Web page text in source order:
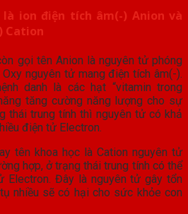
ion điện tích âm(-) Anion và
Cation
gọi tên Anion là nguyên tử phóng
nguyên tử mang điện tích âm(-).
danh là các hạt “vitamin trong
tăng cường năng lượng cho sự
thái trung tính thì nguyên tử có khả
điện tử Electron.
tên khoa học là Cation nguyên tử
hợp, ở trạng thái trung tính có thể
Electron. Đây là nguyên tử gây tổn
nhiều sẽ có hại cho sức khỏe con